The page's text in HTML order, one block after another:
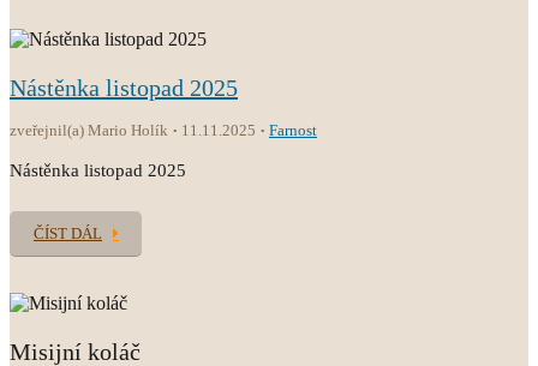
Nástěnka listopad 2025
zveřejnil(a) Mario Holík 11.11.2025 Farnost
Nástěnka listopad 2025
ČÍST DÁL
Misijní koláč